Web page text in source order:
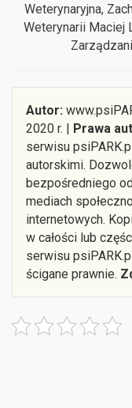
Weterynaryjna,
Weterynarii Maciej
Autor:
2020 r. | Prawa
serwisu
autorskimi.
bezpośredniego
mediach
internetowych.
w całości lub
serwisu
ścigane prawnie.